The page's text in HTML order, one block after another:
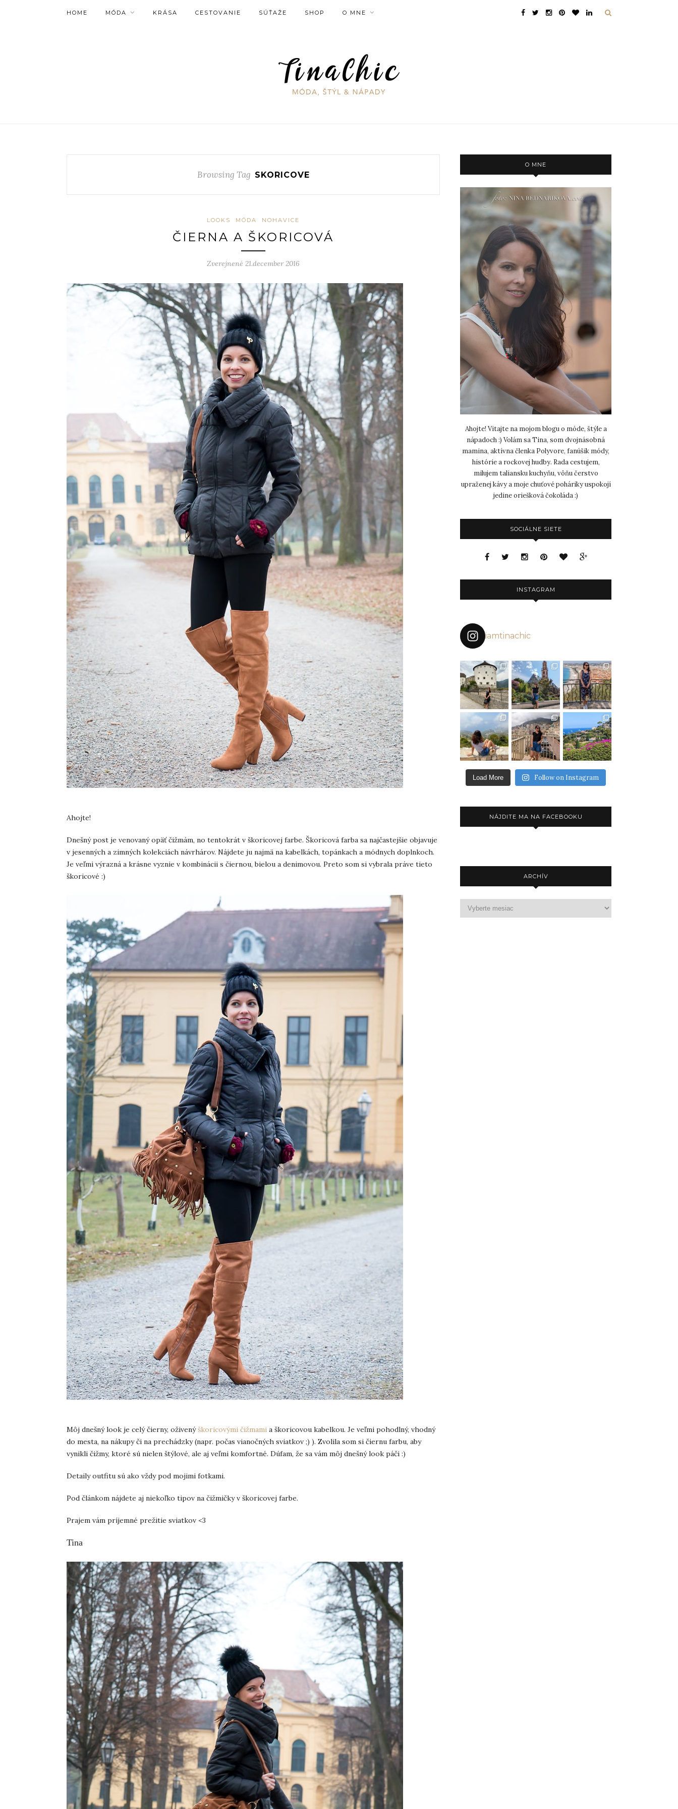
HOME MÓDA KRÁSA CESTOVANIE SÚŤAŽE SHOP O MNE
Browsing Tag SKORICOVE
LOOKS MÓDA NOHAVICE
ČIERNA A ŠKORICOVÁ
Zverejnené 21.december 2016
Ahojte!
Dnešný post je venovaný opäť čižmám, no tentokrát v škoricovej farbe. Škoricová farba sa najčastejšie objavuje
v jesenných a zimných kolekciách návrhárov. Nájdete ju najmä na kabelkách, topánkach a módnych doplnkoch.
Je veľmi výrazná a krásne vyznie v kombinácii s čiernou, bielou a denimovou. Preto som si vybrala práve tieto
škoricové :)
Môj dnešný look je celý čierny, oživenýškoricovými čižmami a škoricovou kabelkou. Je veľmi pohodlný, vhodný
do mesta, na nákupy či na prechádzky (napr. počas vianočných sviatkov ;) ). Zvolila som si čiernu farbu, aby
vynikli čižmy, ktoré sú nielen štýlové, ale aj veľmi komfortné. Dúfam, že sa vám môj dnešný look páči :)
Detaily outfitu sú ako vždy pod mojimi fotkami.
Pod článkom nájdete aj niekoľko tipov na čižmičky v škoricovej farbe.
Prajem vám príjemné prežitie sviatkov <3
Tina
O MNE
Ahojte! Vitajte na mojom blogu o móde, štýle a
nápadoch :) Volám sa Tina, som dvojnásobná
mamina, aktívna členka Polyvore, fanúšik módy,
histórie a rockovej hudby. Rada cestujem,
milujem taliansku kuchyňu, vôňu čerstvo
upraženej kávy a moje chuťové poháriky uspokojí
jedine oriešková čokoláda :)
SOCIÁLNE SIETE
INSTAGRAM
iamtinachic
Load More Follow on Instagram
NÁJDITE MA NA FACEBOOKU
ARCHÍV